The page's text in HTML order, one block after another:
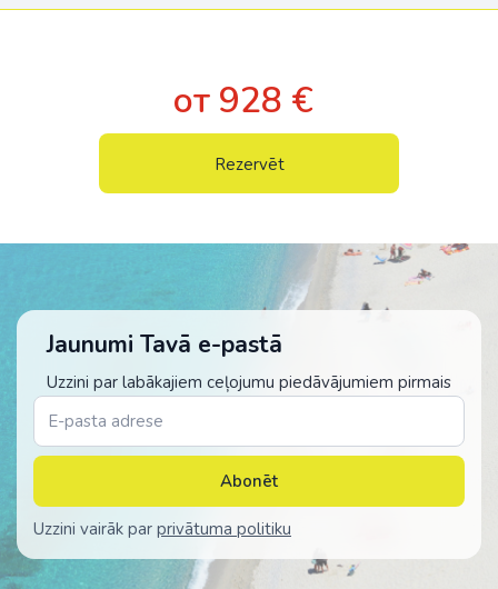
от 928 €
Rezervēt
Jaunumi Tavā e-pastā
Uzzini par labākajiem ceļojumu piedāvājumiem pirmais
Abonēt
Uzzini vairāk par privātuma politiku